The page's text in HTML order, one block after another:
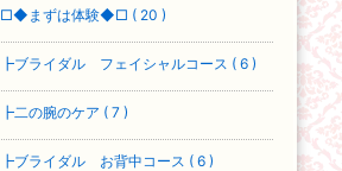
□◆まずは体験◆□ ( 20 )
┣ブライダル フェイシャルコース ( 6 )
┣二の腕のケア ( 7 )
┣ブライダル お背中コース ( 6 )